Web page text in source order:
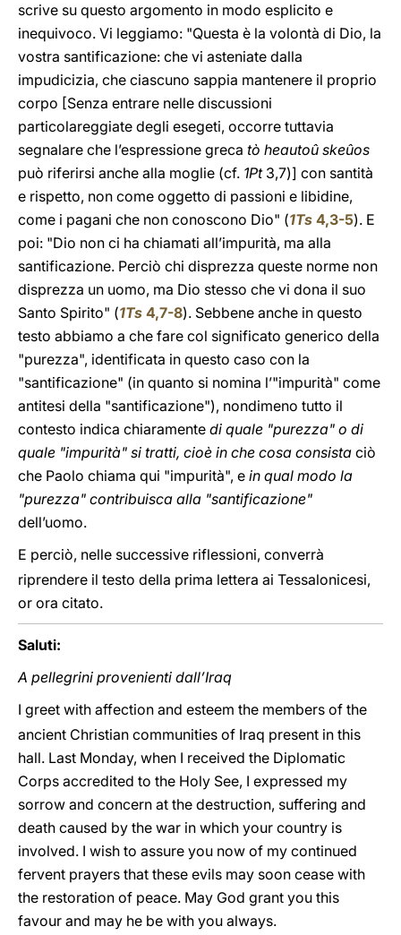
scrive su questo argomento in modo esplicito e
inequivoco. Vi leggiamo: "Questa è la volontà di Dio, la
vostra santificazione: che vi asteniate dalla
impudicizia, che ciascuno sappia mantenere il proprio
corpo [Senza entrare nelle discussioni
particolareggiate degli esegeti, occorre tuttavia
segnalare che l’espressione greca tò heautoû skeûos
può riferirsi anche alla moglie (cf. 1Pt3,7)] con santità
e rispetto, non come oggetto di passioni e libidine,
come i pagani che non conoscono Dio" (1Ts 4,3-5). E
poi: "Dio non ci ha chiamati all’impurità, ma alla
santificazione. Perciò chi disprezza queste norme non
disprezza un uomo, ma Dio stesso che vi dona il suo
Santo Spirito" (1Ts 4,7-8). Sebbene anche in questo
testo abbiamo a che fare col significato generico della
"purezza", identificata in questo caso con la
"santificazione" (in quanto si nomina l’"impurità" come
antitesi della "santificazione"), nondimeno tutto il
contesto indica chiaramente di quale "purezza" o di
quale "impurità" si tratti, cioè in che cosa consista ciò
che Paolo chiama qui "impurità", e in qual modo la
"purezza" contribuisca alla "santificazione"
dell’uomo.
E perciò, nelle successive riflessioni, converrà
riprendere il testo della prima lettera ai Tessalonicesi,
or ora citato.
Saluti:
A pellegrini provenienti dall’Iraq
I greet with affection and esteem the members of the
ancient Christian communities of Iraq present in this
hall. Last Monday, when I received the Diplomatic
Corps accredited to the Holy See, I expressed my
sorrow and concern at the destruction, suffering and
death caused by the war in which your country is
involved. I wish to assure you now of my continued
fervent prayers that these evils may soon cease with
the restoration of peace. May God grant you this
favour and may he be with you always.